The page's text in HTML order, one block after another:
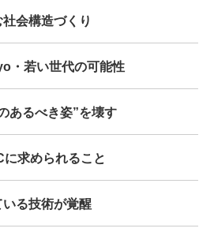
会構造づくり
・若い世代の可能性
あるべき姿”を壊す
求められること
る技術が覚醒